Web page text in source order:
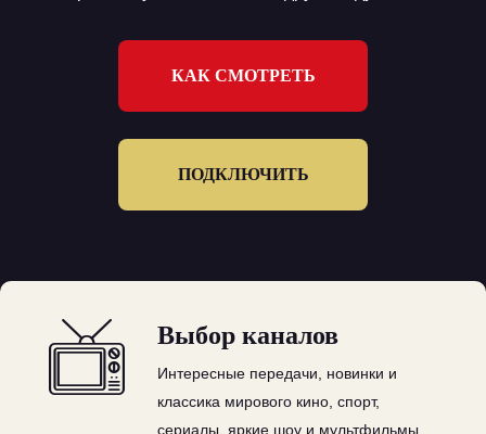
КАК СМОТРЕТЬ
ПОДКЛЮЧИТЬ
Выбор каналов
Интересные передачи, новинки и
классика мирового кино, спорт,
сериалы, яркие шоу и мультфильмы